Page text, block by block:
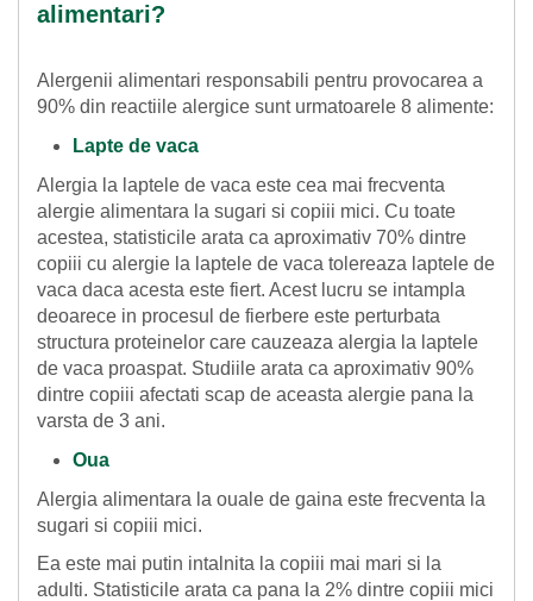
alimentari?
Alergenii alimentari responsabili pentru provocarea a
90% din reactiile alergice sunt urmatoarele 8 alimente:
Lapte de vaca
Alergia la laptele de vaca este cea mai frecventa
alergie alimentara la sugari si copiii mici. Cu toate
acestea, statisticile arata ca aproximativ 70% dintre
copiii cu alergie la laptele de vaca tolereaza laptele de
vaca daca acesta este fiert. Acest lucru se intampla
deoarece in procesul de fierbere este perturbata
structura proteinelor care cauzeaza alergia la laptele
de vaca proaspat. Studiile arata ca aproximativ 90%
dintre copiii afectati scap de aceasta alergie pana la
varsta de 3 ani.
Oua
Alergia alimentara la ouale de gaina este frecventa la
sugari si copiii mici.
Ea este mai putin intalnita la copiii mai mari si la
adulti. Statisticile arata ca pana la 2% dintre copiii mici